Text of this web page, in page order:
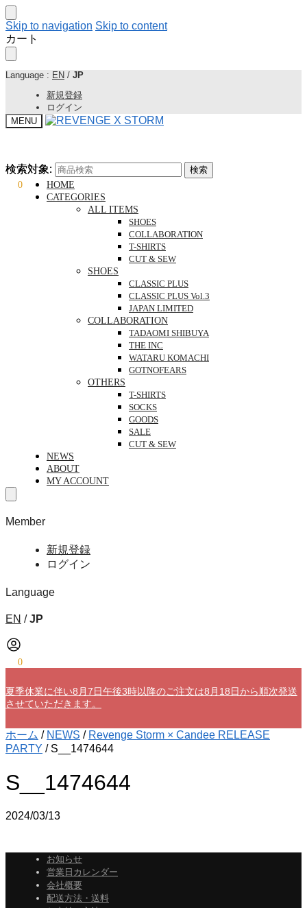
Skip to navigation Skip to content
カート
Language : EN / JP
新規登録
ログイン
MENU
検索対象:
検索
0
検索対象:
検索
HOME
CATEGORIES
ALL ITEMS
SHOES
COLLABORATION
T-SHIRTS
CUT & SEW
SHOES
CLASSIC PLUS
CLASSIC PLUS Vol.3
JAPAN LIMITED
COLLABORATION
TADAOMI SHIBUYA
THE INC
WATARU KOMACHI
GOTNOFEARS
OTHERS
T-SHIRTS
SOCKS
GOODS
SALE
CUT & SEW
NEWS
ABOUT
MY ACCOUNT
Member
新規登録
ログイン
Language
EN /JP
0
夏季休業に伴い8月7日午後3時以降のご注文は8月18日から順次発送
させていただきます。
ホーム / NEWS / Revenge Storm × Candee RELEASE
PARTY / S__1474644
S__1474644
2024/03/13
お知らせ
営業日カレンダー
会社概要
配送方法・送料